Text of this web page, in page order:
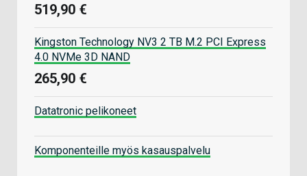
519,90 €
Kingston Technology NV3 2 TB M.2 PCI Express
4.0 NVMe 3D NAND
265,90 €
Datatronic pelikoneet
Komponenteille myös kasauspalvelu